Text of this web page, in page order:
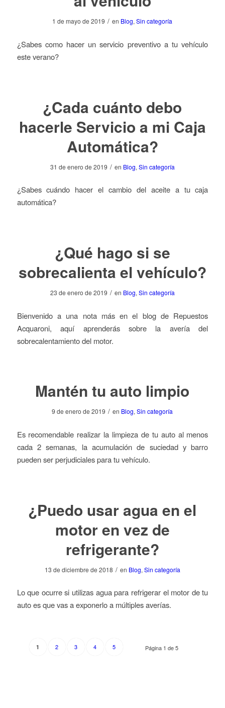
1 de mayo de 2019 / en Blog,Sin categoría
¿Sabes como hacer un servicio preventivo a tu vehículo
este verano?
¿Cada cuánto debo
hacerle Servicio a mi Caja
Automática?
31 de enero de 2019 / en Blog, Sin categoría
¿Sabes cuándo hacer el cambio del aceite a tu caja
automática?
¿Qué hago si se
sobrecalienta el vehículo?
23 de enero de 2019 / en Blog, Sin categoría
Bienvenido a una nota más en el blog de Repuestos
Acquaroni, aquí aprenderás sobre la avería del
sobrecalentamiento del motor.
Mantén tu auto limpio
9 de enero de 2019 / en Blog,Sin categoría
Es recomendable realizar la limpieza de tu auto al menos
cada 2 semanas, la acumulación de suciedad y barro
pueden ser perjudiciales para tu vehículo.
¿Puedo usar agua en el
motor en vez de
refrigerante?
13 de diciembre de 2018 / en Blog, Sin categoría
Lo que ocurre si utilizas agua para refrigerar el motor de tu
auto es que vas a exponerlo a múltiples averías.
Página 1 de 5
1 2 3 4 5